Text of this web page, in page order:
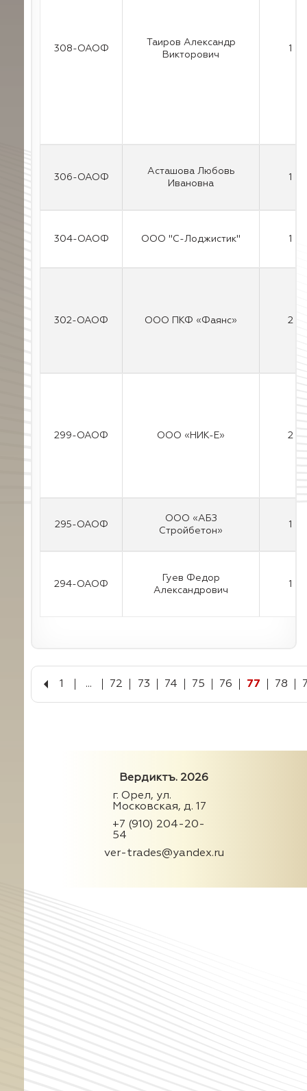
308-ОАОФ
Таиров Александр
Викторович
1
306-ОАОФ
Асташова Любовь
Ивановна
1
304-ОАОФ ООО "С-Лоджистик" 1
302-ОАОФ ООО ПКФ «Фаянс» 2
299-ОАОФ ООО «НИК-Е» 2
295-ОАОФ
ООО «АБЗ
Стройбетон»
1
294-ОАОФ
Гуев Федор
Александрович
1
1 ... 72 73 74 75 76 77 78
Вердиктъ. 2026
г. Орел, ул.
Московская, д. 17
+7 (910) 204-20-
54
ver-trades@yandex.ru